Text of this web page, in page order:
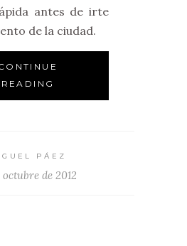
antes de irte
de la ciudad.
READING
PÁEZ
octubre de 2012